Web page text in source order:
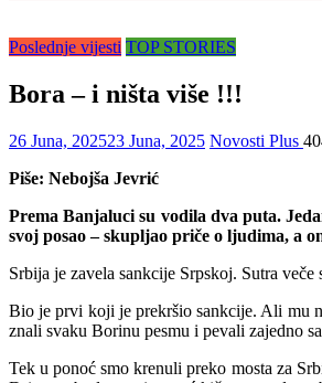
Poslednje vijesti TOP STORIES
Bora – i ništa više !!!
26 Juna, 202523 Juna, 2025 Novosti Plus
Piše: Nebojša Jevrić
Prema Banjaluci su vodila dva puta.
svoj posao – skupljao priče o ljudima, a
Srbija je zavela sankcije Srpskoj. Sutra
Bio je prvi koji je prekršio sankcije. Ali mu
znali svaku Borinu pesmu i pevali zajedno
Tek u ponoć smo krenuli preko mosta za